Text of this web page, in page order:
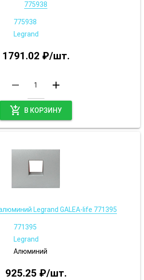
775938
775938
Legrand
1791.02 ₽/шт.
remove add
add_shopping_cart В КОРЗИНУ
Legrand GALEA-life 771395
771395
Legrand
Алюминий
925.25 ₽/шт.